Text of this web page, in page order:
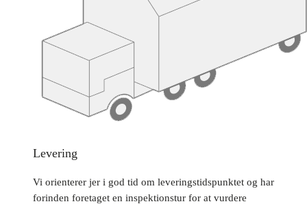
Levering
Vi orienterer jer i god tid om leveringstidspunktet og har
forinden foretaget en inspektionstur for at vurdere